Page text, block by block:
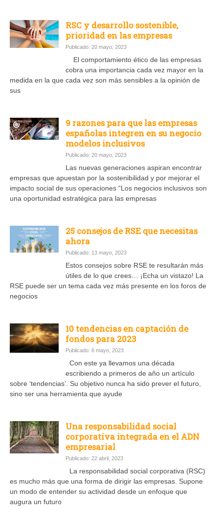
RSC y desarrollo sostenible,
prioridad en las empresas
Publicado: 20 mayo, 2023
El comportamiento ético de las empresas
cobra una importancia cada vez mayor en la
medida en la que cada vez son más sensibles a la opinión de
sus
9 razones para que las empresas
españolas integren en su negocio
modelos inclusivos
Publicado: 20 mayo, 2023
Las nuevas generaciones aspiran encontrar
empresas que apuestan por la sostenibilidad y por mejorar el
impacto social de sus operaciones “Los negocios inclusivos son
una oportunidad estratégica para las empresas
25 consejos de RSE que necesitas
ahora
Publicado: 13 mayo, 2023
Estos consejos sobre RSE te resultarán más
útiles de lo que crees… ¡Echa un vistazo! La
RSE puede ser un tema cada vez más presente en los foros de
negocios
10 tendencias en captación de
fondos para 2023
Publicado: 6 mayo, 2023
Con este ya llevamos una década
escribiendo a primeros de año un artículo
sobre ‘tendencias’. Su objetivo nunca ha sido prever el futuro,
sino ser una herramienta que ayude
Una responsabilidad social
corporativa integrada en el ADN
empresarial
Publicado: 22 abril, 2023
La responsabilidad social corporativa (RSC)
es mucho más que una forma de dirigir las empresas. Supone
un modo de entender su actividad desde un enfoque que
augura un futuro